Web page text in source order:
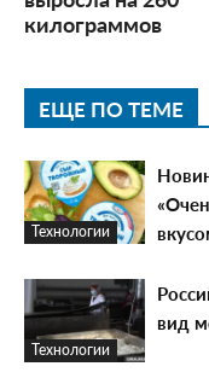
килограммов
ЕЩЕ ПО ТЕМЕ
Технологии
Технологии
вид